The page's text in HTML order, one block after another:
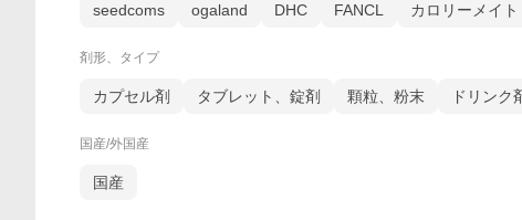
seedcoms ogaland DHC FANCL カロリーメイト
剤形、タイプ
カプセル剤 タブレット、錠剤 顆粒、粉末 ドリンク
国産/外国産
国産